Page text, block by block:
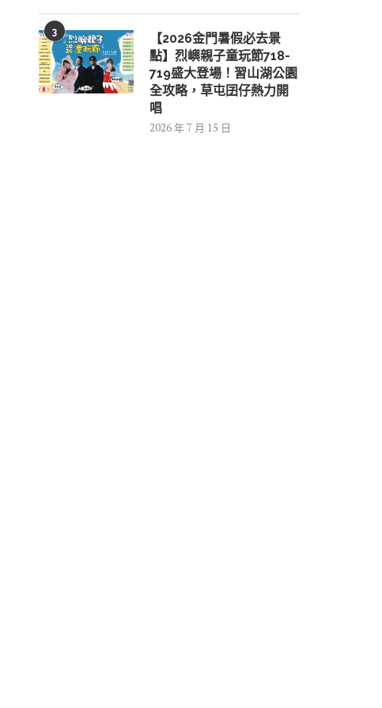
3
【2026金門暑假必去景
點】烈嶼親子童玩節718-
719盛大登場！習山湖公園
全攻略，草屯囝仔熱力開
唱
2026 年 7 月 15 日